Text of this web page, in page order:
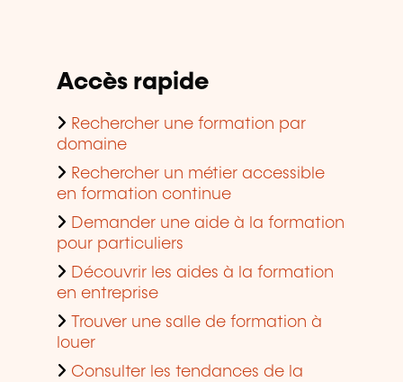
Accès rapide
Rechercher une formation par
domaine
Rechercher un métier accessible
en formation continue
Demander une aide à la formation
pour particuliers
Découvrir les aides à la formation
en entreprise
Trouver une salle de formation à
louer
Consulter les tendances de la